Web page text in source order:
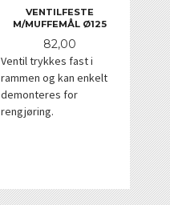
VENTILFESTE
M/MUFFEMÅL Ø125
Pris
82,00
Ventil trykkes fast i
rammen og kan enkelt
demonteres for
rengjøring.